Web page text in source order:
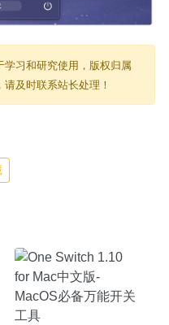
习和研究使用，版权归属
及时联系站长处理！